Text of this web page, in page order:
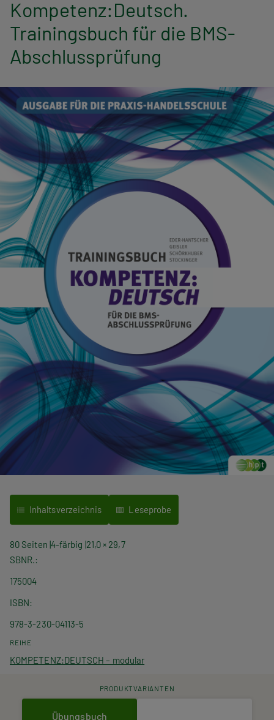
n
a
v
i
g
a
t
i
o
n
Kompetenz:Deutsch.
Trainingsbuch für die BMS-
Abschlussprüfung
Inhaltsverzeichnis Leseprobe
80 Seiten 4-färbig 21,0 × 29,7
SBNR.
175004
ISBN
978-3-230-04113-5
REIHE
KOMPETENZ:DEUTSCH – modular
PRODUKTVARIANTEN
Übungsbuch